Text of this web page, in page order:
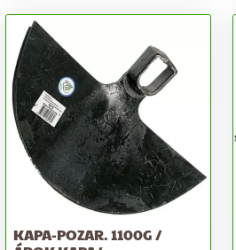
KAPA-POZAR. 1100G /